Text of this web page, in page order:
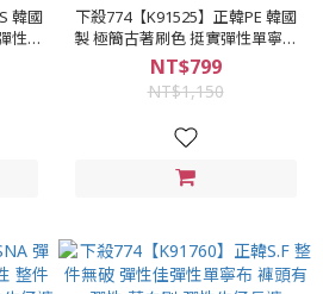
韓國
性單
下殺774【K91525】正韓PE 韓國
製 極簡古著刷色 挺實彈性單寧布
窄版 淺藍 彈性牛仔褲
NT$799
NT$1,150